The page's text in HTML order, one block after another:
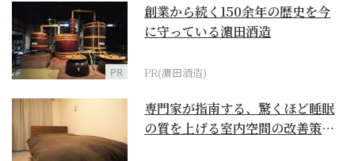
PR
創業から続く150余年の歴史を今
に守っている濵田酒造
PR(濵田酒造)
専門家が指南する、驚くほど睡眠
の質を上げる室内空間の改善策と